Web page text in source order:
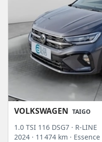
VOLKSWAGEN TAIGO
1.0 TSI 116 DSG7 · R-LINE
2024 · 11 474 km · Essence